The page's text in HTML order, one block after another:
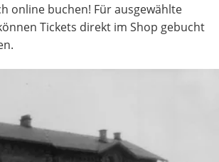
online buchen! Für ausgewählte
Tickets direkt im Shop gebucht